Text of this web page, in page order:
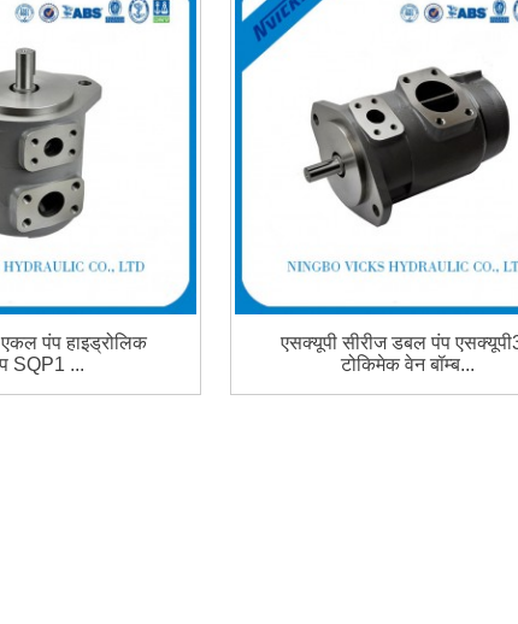
पंप हाइड्रोलिक
SQP1 ...
एसक्यूपी सीरीज डबल पंप
टोकिमेक वेन बॉम्ब...